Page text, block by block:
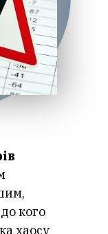
кого
хаосу